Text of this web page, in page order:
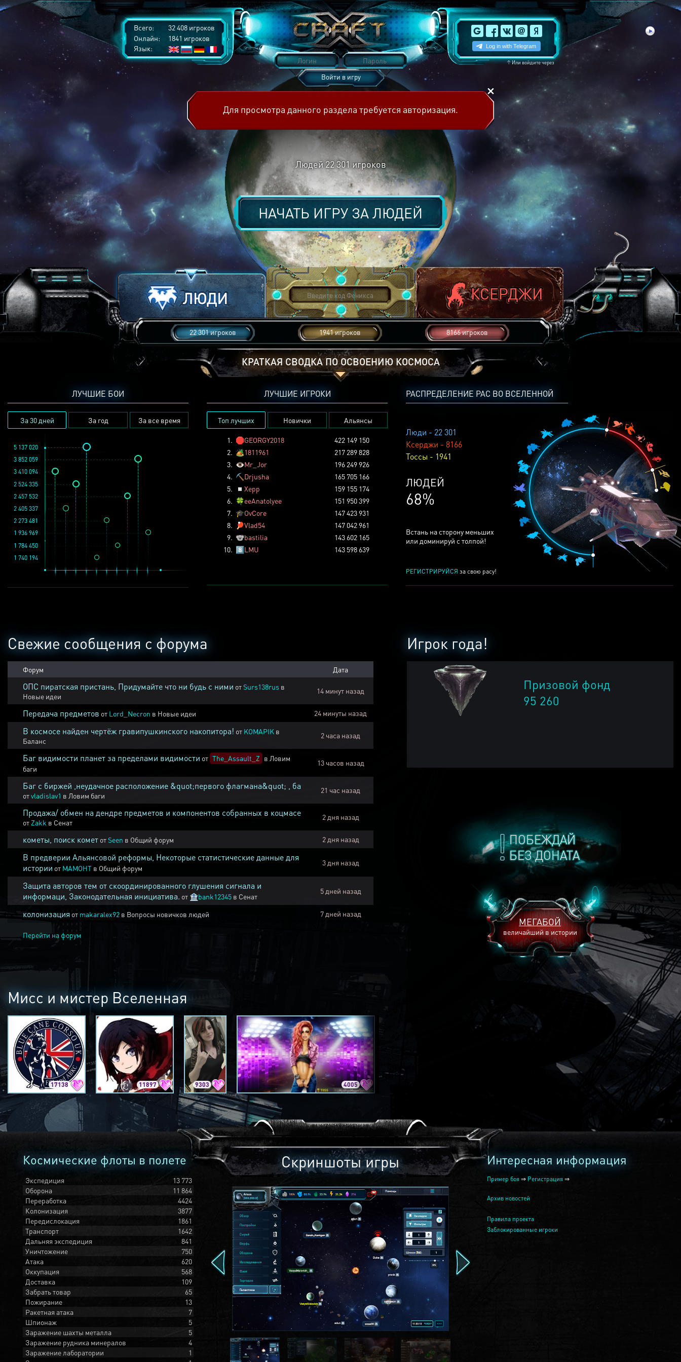
Всего:
32 408 игроков
Онлайн:
1841 игроков
Язык:
↑Или войдите через
Войти в игру
Для просмотра данного раздела требуется авторизация.
Людей 22 301 игроков
НАЧАТЬ ИГРУ ЗАЛЮДЕЙ
22 301 игроков 1941 игроков 8166 игроков
КРАТКАЯ СВОДКА ПО ОСВОЕНИЮ КОСМОСА
РАСПРЕДЕЛЕНИЕ РАС ВО ВСЕЛЕННОЙ
Люди - 22 301
Ксерджи - 8166
Тоссы - 1941
КСЕРДЖЕЙ
25%
Встань на сторону меньших
или доминируй с толпой!
РЕГИСТРИРУЙСЯ за свою расу!
ЛУЧШИЕ БОИ
За 30 дней За год За все время
1 936 969
3 852 059
2 457 532
1 784 450
2 273 481
1 740 194
5 137 020
2 524 335
2 405 337
3 410 094
ЛУЧШИЕ ИГРОКИ
Топ лучших Новички Альянсы
1. 🛑GEORGY2018
422 149 150
2. 🏕️1811961
217 289 828
3. 👁️Mr_Jor
196 249 926
4. ⛏️ Drjusha
165 705 166
5.
◽ Xepp
159 155 174
6. 🍀eeAnatolyee
151 950 399
7. 🎓OvCore
147 423 931
8.
🏓Vlad54
147 042 961
9. 🐨bastilia
143 602 165
10. 8️⃣LMU 143 598 639
ПОБЕЖДАЙ
БЕЗ ДОНАТА
МЕГАБОЙ
величайший в истории
Игрок года!
Призовой фонд
95 260
Свежие сообщения с форума
Форум Дата
ОПС пиратская пристань, Придумайте что ни будь с ними отSurs138rus в
Новые идеи
14 минут назад
Передача предметов от Lord_Necron в Новые идеи 24 минуты назад
В космосе найден чертёж гравипушкинского накопитора! от KOMAPIK в
Баланс
2 часа назад
Баг видимости планет за пределами видимости от The_Assault_Z в Ловим
баги
13 часов назад
Баг с биржей ,неудачное расположение &quot;первого флагмана&quot; , ба
отvladislav1 в Ловим баги
21 час назад
Продажа/ обмен на дендре предметов и компонентов собранных в коцмасе
от Zakk в Сенат
2 дня назад
кометы, поиск комет отSeen в Общий форум 2 дня назад
В предверии Альянсовой реформы, Некоторые статистические данные для
истории от MAMOHT в Общий форум
3 дня назад
Защита авторов тем от скоординированного глушения сигнала и
информаци, Законодательная инициатива. от 🏦bank12345 в Сенат
5 дней назад
колонизация от makaralex92 в Вопросы новичков людей 7 дней назад
Перейти на форум
Мисс и мистер Вселенная
17138 11897 9303 4005 2240
Космические флоты в полете
Экспедиция
13 773
Оборона
11 864
Переработка
4424
Колонизация
3877
Передислокация
1861
Транспорт
1642
Дальняя экспедиция
841
Уничтожение
750
Атака
620
Оккупация
568
Доставка
109
Забрать товар
65
Пожирание
13
Ракетная атака
7
Шпионаж
5
Заражение шахты металла
5
Заражение рудника минералов
4
Заражение лаборатории
1
Скриншоты игры Интересная информация
Пример боя ⇒ Регистрация ⇒
Архив новостей
Правила проекта
Заблокированные игроки